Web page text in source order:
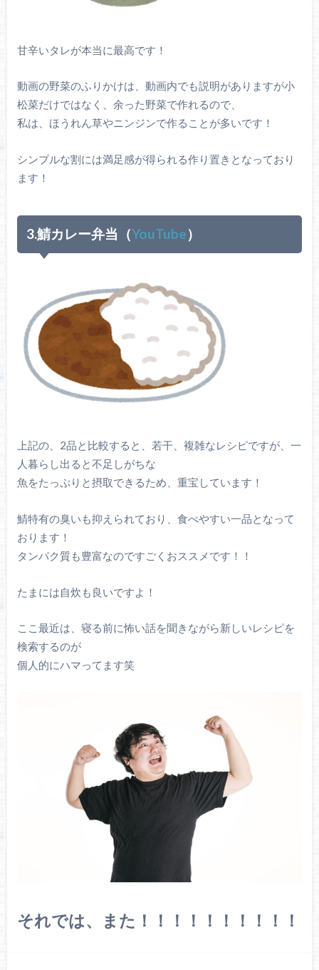
甘辛いタレが本当に最高です！
動画の野菜のふりかけは、動画内でも説明がありますが小
松菜だけではなく、余った野菜で作れるので、
私は、ほうれん草やニンジンで作ることが多いです！
シンプルな割には満足感が得られる作り置きとなっており
ます！
3.鯖カレー弁当（YouTube）
上記の、2品と比較すると、若干、複雑なレシピですが、一
人暮らし出ると不足しがちな
魚をたっぷりと摂取できるため、重宝しています！
鯖特有の臭いも抑えられており、食べやすい一品となって
おります！
タンパク質も豊富なのですごくおススメです！！
たまには自炊も良いですよ！
ここ最近は、寝る前に怖い話を聞きながら新しいレシピを
検索するのが
個人的にハマってます笑
それでは、また！！！！！！！！！！